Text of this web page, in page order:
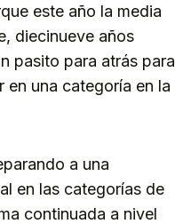
este año la media
diecinueve años
pasito para atrás para
en una categoría en la
a una
en las categorías de
continuada a nivel